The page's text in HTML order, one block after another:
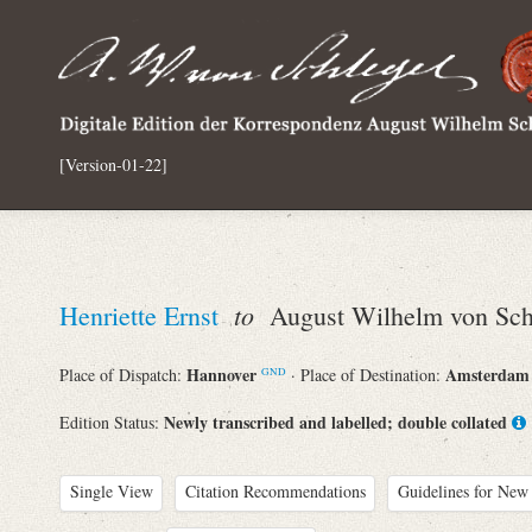
[Version-01-22]
Henriette Ernst to August Wilhelm von
Place of Dispatch: Hannover GND · Place of Destination: Amsterdam
Edition Status: Newly transcribed and labelled; double collated
Single View Citation Recommendations Guidelines for